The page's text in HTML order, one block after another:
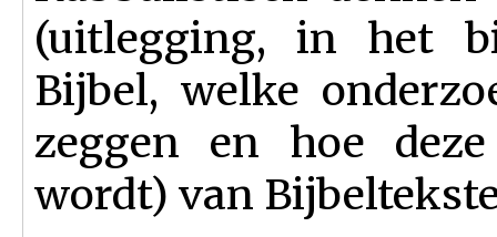
(uitlegging, in het
Bijbel, welke
zeggen en hoe
wordt) van